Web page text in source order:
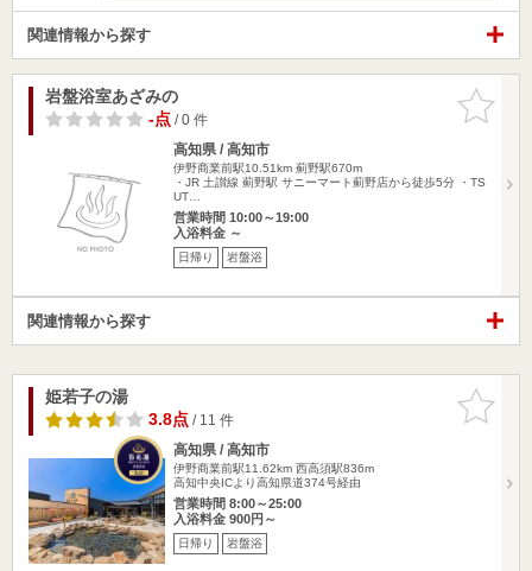
関連情報から探す
お気に入
りに追加
岩盤浴室あざみの
-点/ 0 件
高知県 / 高知市
伊野商業前駅10.51km 薊野駅670m
・JR 土讃線 薊野駅 サニーマート薊野店から徒歩5分 ・TS
UT…
営業時間 10:00～19:00
入浴料金 ～
日帰り 岩盤浴
関連情報から探す
お気に入
りに追加
姫若子の湯
3.8点/ 11 件
高知県 / 高知市
伊野商業前駅11.62km 西高須駅836m
高知中央ICより高知県道374号経由
営業時間 8:00～25:00
入浴料金 900円～
日帰り 岩盤浴